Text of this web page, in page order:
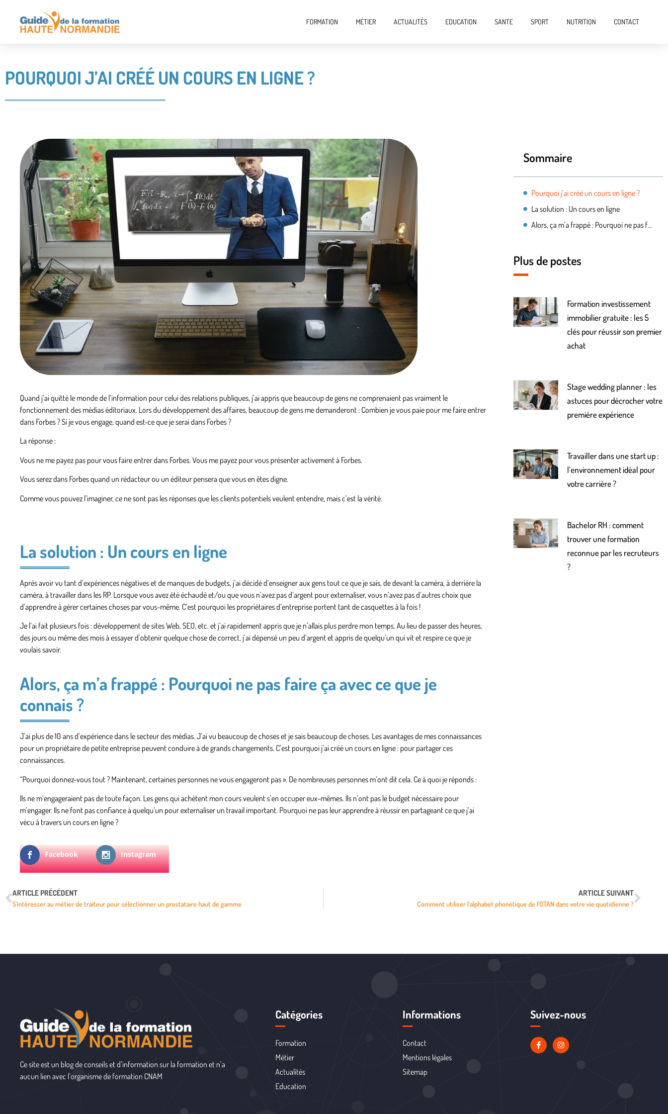
FORMATION MÉTIER ACTUALITÉS EDUCATION SANTE SPORT NUTRITION CONTACT
POURQUOI J’AI CRÉÉ UN COURS EN LIGNE ?
Quand j’ai quitté le monde de l’information pour celui des relations publiques, j’ai appris que beaucoup de gens ne comprenaient pas vraiment le
fonctionnement des médias éditoriaux. Lors du développement des affaires, beaucoup de gens me demanderont : Combien je vous paie pour me faire entrer
dans Forbes ? Si je vous engage, quand est-ce que je serai dans Forbes ?
La réponse :
Vous ne me payez pas pour vous faire entrer dans Forbes. Vous me payez pour vous présenter activement à Forbes.
Vous serez dans Forbes quand un rédacteur ou un éditeur pensera que vous en êtes digne.
Comme vous pouvez l’imaginer, ce ne sont pas les réponses que les clients potentiels veulent entendre, mais c’est la vérité.
La solution : Un cours en ligne
Après avoir vu tant d’expériences négatives et de manques de budgets, j’ai décidé d’enseigner aux gens tout ce que je sais, de devant la caméra, à derrière la
caméra, à travailler dans les RP. Lorsque vous avez été échaudé et/ou que vous n’avez pas d’argent pour externaliser, vous n’avez pas d’autres choix que
d’apprendre à gérer certaines choses par vous-même. C’est pourquoi les propriétaires d’entreprise portent tant de casquettes à la fois !
Je l’ai fait plusieurs fois : développement de sites Web, SEO, etc. et j’ai rapidement appris que je n’allais plus perdre mon temps. Au lieu de passer des heures,
des jours ou même des mois à essayer d’obtenir quelque chose de correct, j’ai dépensé un peu d’argent et appris de quelqu’un qui vit et respire ce que je
voulais savoir.
Alors, ça m’a frappé : Pourquoi ne pas faire ça avec ce que je
connais ?
J’ai plus de 10 ans d’expérience dans le secteur des médias. J’ai vu beaucoup de choses et je sais beaucoup de choses. Les avantages de mes connaissances
pour un propriétaire de petite entreprise peuvent conduire à de grands changements. C’est pourquoi j’ai créé un cours en ligne : pour partager ces
connaissances.
“Pourquoi donnez-vous tout ? Maintenant, certaines personnes ne vous engageront pas ». De nombreuses personnes m’ont dit cela. Ce à quoi je réponds :
Ils ne m’engageraient pas de toute façon. Les gens qui achètent mon cours veulent s’en occuper eux-mêmes. Ils n’ont pas le budget nécessaire pour
m’engager. Ils ne font pas confiance à quelqu’un pour externaliser un travail important. Pourquoi ne pas leur apprendre à réussir en partageant ce que j’ai
vécu à travers un cours en ligne ?
Facebook Instagram
Sommaire
Pourquoi j’ai créé un cours en ligne ?
La solution : Un cours en ligne
Alors, ça m’a frappé : Pourquoi ne pas faire ça avec ce que je connais ?
Plus de postes
Formation investissement
immobilier gratuite : les 5
clés pour réussir son premier
achat
Stage wedding planner : les
astuces pour décrocher votre
première expérience
Travailler dans une start up :
l’environnement idéal pour
votre carrière ?
Bachelor RH : comment
trouver une formation
reconnue par les recruteurs
?
ARTICLE PRÉCÉDENT
S’intéresser au métier de traiteur pour sélectionner un prestataire haut de gamme
ARTICLE SUIVANT
Comment utiliser l’alphabet phonétique de l’OTAN dans votre vie quotidienne ?
Ce site est un blog de conseils et d’information sur la formation et n’a
aucun lien avec l’organisme de formation CNAM
Catégories
Formation
Métier
Actualités
Education
Informations
Contact
Mentions légales
Sitemap
Suivez-nous